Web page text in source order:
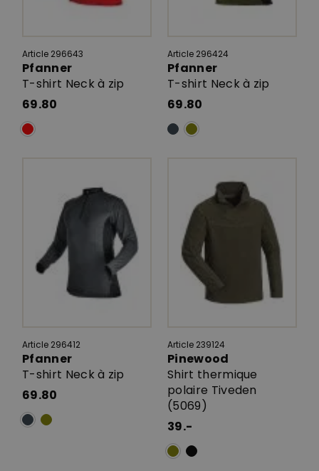
Article 296643
Pfanner
T-shirt Neck à zip
69.80
Article 296424
Pfanner
T-shirt Neck à zip
69.80
Article 296412
Pfanner
T-shirt Neck à zip
69.80
Article 239124
Pinewood
Shirt thermique
polaire Tiveden
(5069)
39.-